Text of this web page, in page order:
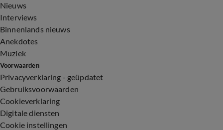
Nieuws
Interviews
Binnenlands nieuws
Anekdotes
Muziek
Voorwaarden
Privacyverklaring - geüpdatet
Gebruiksvoorwaarden
Cookieverklaring
Digitale diensten
Cookie instellingen